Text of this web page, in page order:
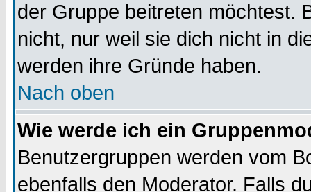
der Gruppe beitreten möchtest.
nicht, nur weil sie dich nicht in
werden ihre Gründe haben.
Nach oben
Wie werde ich ein
Benutzergruppen werden vom
ebenfalls den Moderator. Falls